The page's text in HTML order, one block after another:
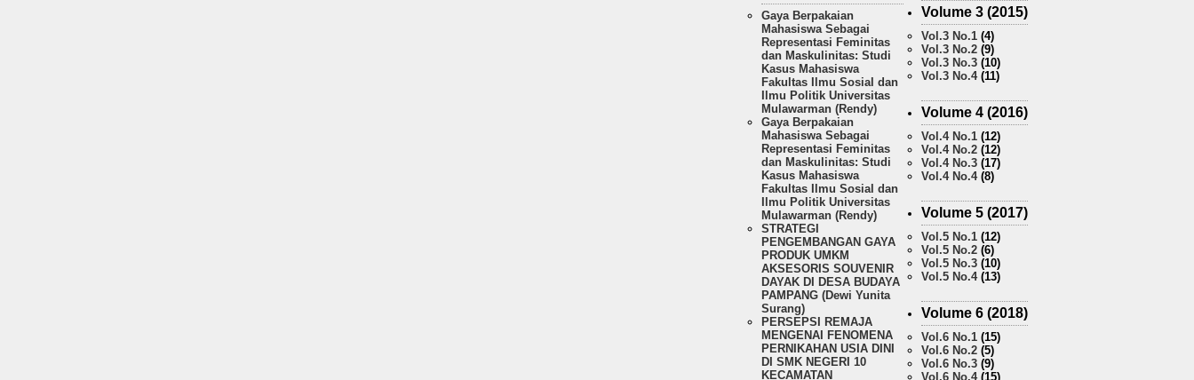
Gaya Berpakaian
Mahasiswa Sebagai
Representasi Feminitas
dan Maskulinitas: Studi
Kasus Mahasiswa
Fakultas Ilmu Sosial dan
Ilmu Politik Universitas
Mulawarman (Rendy)
Gaya Berpakaian
Mahasiswa Sebagai
Representasi Feminitas
dan Maskulinitas: Studi
Kasus Mahasiswa
Fakultas Ilmu Sosial dan
Ilmu Politik Universitas
Mulawarman (Rendy)
STRATEGI
PENGEMBANGAN GAYA
PRODUK UMKM
AKSESORIS SOUVENIR
DAYAK DI DESA BUDAYA
PAMPANG (Dewi Yunita
Surang)
PERSEPSI REMAJA
MENGENAI FENOMENA
PERNIKAHAN USIA DINI
DI SMK NEGERI 10
KECAMATAN
Volume 3 (2015)
Vol.3 No.1 (4)
Vol.3 No.2 (9)
Vol.3 No.3 (10)
Vol.3 No.4(11)
Volume 4 (2016)
Vol.4 No.1 (12)
Vol.4 No.2 (12)
Vol.4 No.3 (17)
Vol.4 No.4(8)
Volume 5 (2017)
Vol.5 No.1 (12)
Vol.5 No.2 (6)
Vol.5 No.3 (10)
Vol.5 No.4(13)
Volume 6 (2018)
Vol.6 No.1 (15)
Vol.6 No.2 (5)
Vol.6 No.3 (9)
Vol.6 No.4(15)